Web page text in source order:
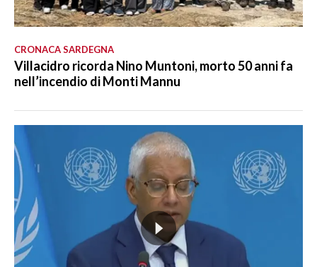
CRONACA SARDEGNA
Villacidro ricorda Nino Muntoni, morto 50 anni fa
nell’incendio di Monti Mannu